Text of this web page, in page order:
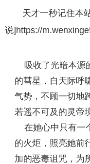
天才一秒记住本
说]https://
吸收了光暗本源
的彗星，自天际呼
气势，不顾一切地
若遥不可及的灵帝
在她心中只有一
的火炬，照亮她
加的恶毒诅咒，为